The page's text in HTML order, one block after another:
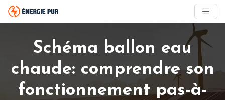
Schéma ballon eau
chaude: comprendre son
fonctionnement pas-à-